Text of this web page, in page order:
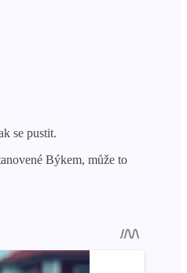
se pustit.
Býkem, může to